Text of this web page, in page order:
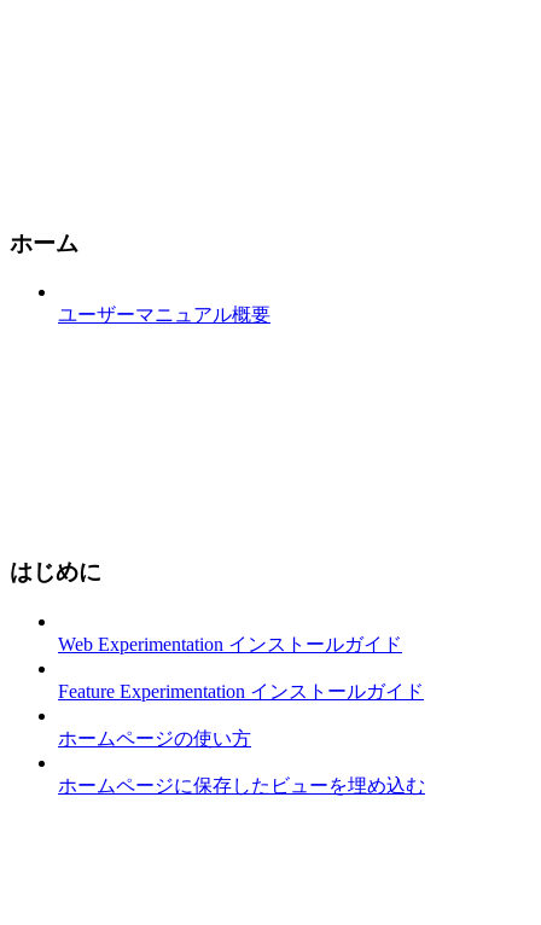
ホーム
ユーザーマニュアル概要
はじめに
Web Experimentation インストールガイド
Feature Experimentation インストールガイド
ホームページの使い方
ホームページに保存したビューを埋め込む